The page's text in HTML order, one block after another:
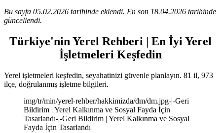
Bu sayfa 05.02.2026 tarihinde eklendi. En son 18.04.2026 tarihinde
güncellendi.
Türkiye'nin Yerel Rehberi | En İyi Yerel
İşletmeleri Keşfedin
Yerel işletmeleri keşfedin, seyahatinizi güvenle planlayın. 81 il, 973
ilçe, doğrulanmış işletme bilgileri.
img/tr/min/yerel-rehber/hakkimizda/dm/dm.jpg-|-Geri
Bildirim | Yerel Kalkınma ve Sosyal Fayda İçin
Tasarlandı-|-Geri Bildirim | Yerel Kalkınma ve Sosyal
Fayda İçin Tasarlandı